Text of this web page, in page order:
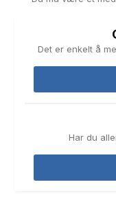
Det er enkelt å
Har du